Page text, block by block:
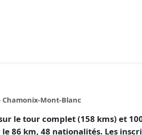
Chamonix-Mont-Blanc
le tour complet (158 kms) et
86 km, 48 nationalités. Les